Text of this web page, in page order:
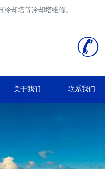
却塔等冷却塔维修。
关于我们 联系我们